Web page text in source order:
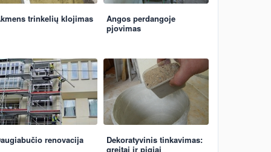
trinkelių klojimas
Angos perdangoje
pjovimas
renovacija
Dekoratyvinis tinkavimas:
greitai ir pigiai